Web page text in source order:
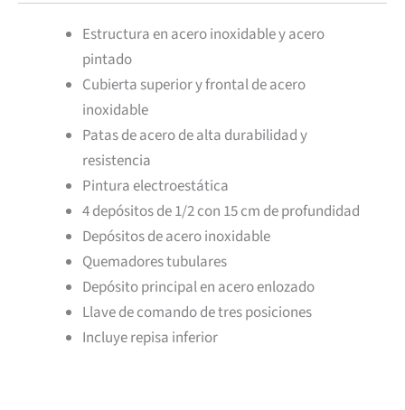
Estructura en acero inoxidable y acero
pintado
Cubierta superior y frontal de acero
inoxidable
Patas de acero de alta durabilidad y
resistencia
Pintura electroestática
4 depósitos de 1/2 con 15 cm de profundidad
Depósitos de acero inoxidable
Quemadores tubulares
Depósito principal en acero enlozado
Llave de comando de tres posiciones
Incluye repisa inferior